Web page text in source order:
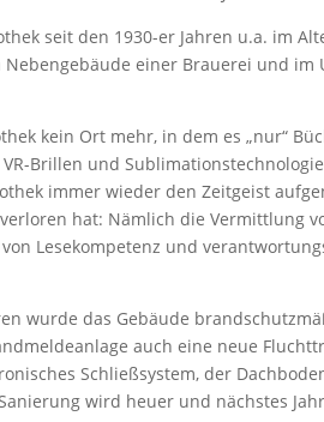
seit den 1930-er Jahren u.a. im
einer Brauerei und im
kein Ort mehr, in dem es „nur“
Brillen und
immer wieder den Zeitgeist
hat: Nämlich die Vermittlung
Lesekompetenz und
wurde das Gebäude
auch eine neue
Schließsystem, der
wird heuer und nächstes